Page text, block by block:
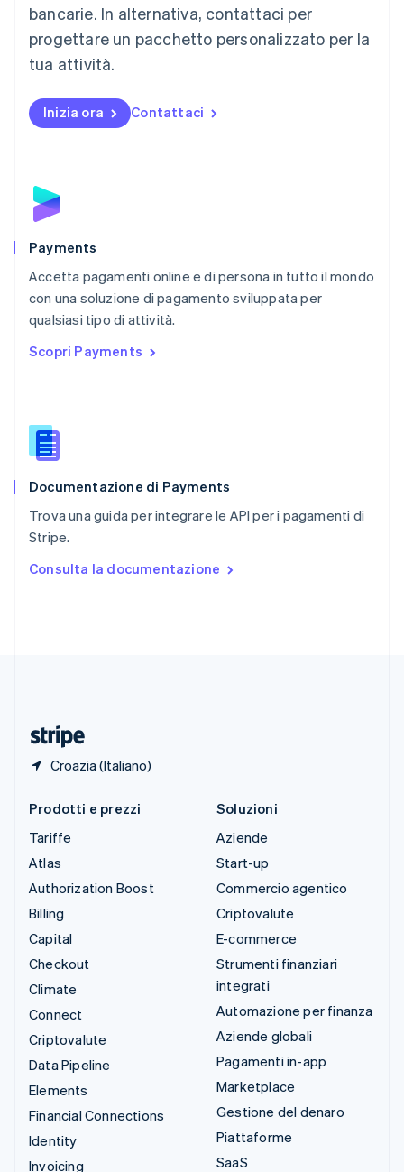
bancarie. In alternativa, contattaci per
progettare un pacchetto personalizzato per la
tua attività.
Inizia ora Contattaci
Payments
Accetta pagamenti online e di persona in tutto il mondo
con una soluzione di pagamento sviluppata per
qualsiasi tipo di attività.
Scopri Payments
Documentazione di Payments
Trova una guida per integrare le API per i pagamenti di
Stripe.
Consulta la documentazione
Croazia (Italiano)
Malta
Messico
EspañolEnglish
English
Nuova Zelanda
Polonia
English
Português
English简体中文
Regno Unito
English
English
English
Slovacchia
Slovenia
Spagna
Español
English Español简体中文
Prodotti e prezzi
Tariffe
Atlas
Authorization Boost
Billing
Capital
Checkout
Climate
Connect
Criptovalute
Data Pipeline
Elements
Financial Connections
Identity
Invoicing
Soluzioni
Aziende
Start-up
Commercio agentico
Criptovalute
E-commerce
Strumenti finanziari
integrati
Automazione per finanza
Aziende globali
Pagamenti in-app
Marketplace
Gestione del denaro
Piattaforme
SaaS